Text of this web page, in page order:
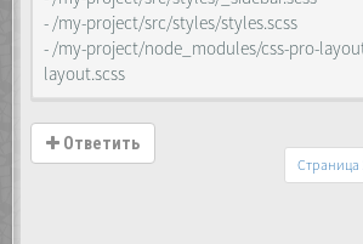
- /my-project/src/styles/styles.scss
- /my-project/node_modules/css-pro-
layout.scss
Ответить
Страница